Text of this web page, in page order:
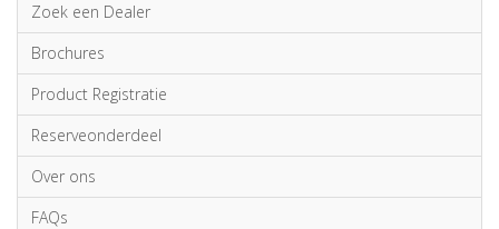
Zoek een Dealer
Brochures
Product Registratie
Reserveonderdeel
Over ons
FAQs